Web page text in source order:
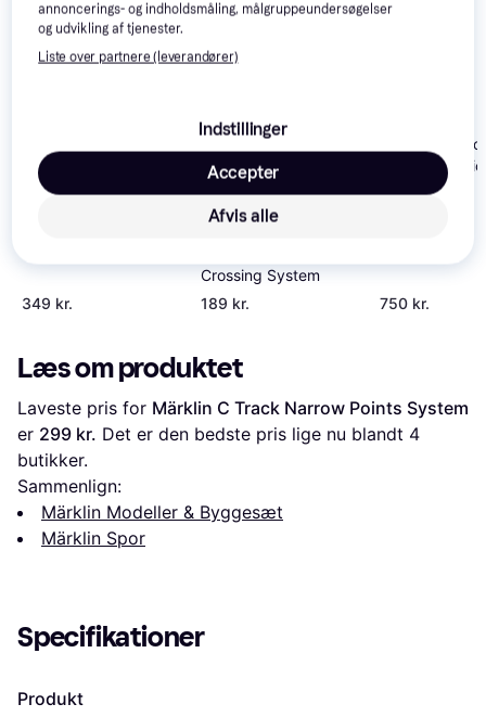
System
349 kr.
Crossing System
189 kr.
Märklin C
Track
750 kr.
Læs om produktet
Laveste pris for Märklin C Track Narrow Points System
er 299 kr. Det er den bedste pris lige nu blandt 4
butikker.
Sammenlign:
Märklin Modeller & Byggesæt
Märklin Spor
Specifikationer
Produkt
annoncerings- og indholdsmåling, målgruppeundersøgelser
og udvikling af tjenester.
Liste over partnere (leverandører)
Indstillinger
Afvis alle
Accepter